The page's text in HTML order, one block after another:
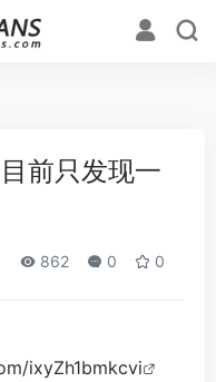
前只发现一
862 0 0
ixyZh1bmkcvi